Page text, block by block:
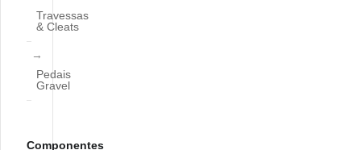
Travessas
& Cleats
Pedais
Gravel
Componentes